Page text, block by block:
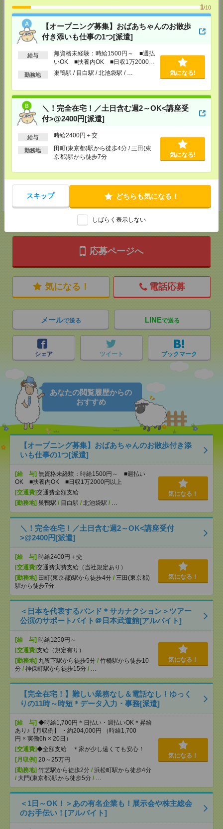
1/10
【オープニング募集】おばあちゃんのお散歩
付き添いも仕事の1つ[派遣]
給与
無資格未経験：時給1500円～ ■週払
いOK ■扶養内OK ■日収1万2000円
以上
勤務地 巣鴨駅 / 目白駅 / 北池袋駅 / … 気になる!
＼！完全在宅！／土日含む週2～OK<講座受
付>@2400円[派遣]
給与 時給2400円＋交
勤務地
田町(東京都)駅から徒歩4分 / 三田(東
京都)駅から徒歩7分
気になる!
スキップ どちらも気になる！
しばらく表示しない
MAIL：tenshoku@nikken-ts.jp
担当：採用担当
メディカルケア事業部 立川事業所
東京都立川市錦町1-12-14
TEL：0120-934-200
MAIL：tenshoku@nikken-ts.jp
メディカルケア事業部 町田オフィス
東京都町田市森野1-7-23 大樹生命町田ビル6F
TEL：0120-453-285
MAIL：tenshoku@nikken-ts.jp
担当：採用担当
メディカルケア事業部 横浜オフィス
神奈川県横浜市保土ケ谷区神戸町134 横浜ビジネスパークサウスタワー
TEL：0120-901-799
tenshoku@nikken-ts.jp
★今ならご来社登録でQUOカード2000円分をプレゼント中★
応募ページへ
気になる！ 電話応募
メールで送る LINEで送る
シェア ツイート ブックマーク
あなたの閲覧履歴からの
おすすめ
【オープニング募集】おばあちゃんのお散歩付き添
いも仕事の1つ[派遣]
[給 与] 無資格未経験：時給1500円～ ■週払い
OK ■扶養内OK ■日収1万2000円以上
[交通費]交通費全額支給
[勤務地] 巣鴨駅 / 目白駅 / 北池袋駅 / …
気になる！
＼！完全在宅！／土日含む週2～OK<講座受付
>@2400円[派遣]
[給 与] 時給2400円＋交
[交通費]交通費実費支給（当社規定あり）
[勤務地] 田町(東京都)駅から徒歩4分 / 三田(東京都)
駅から徒歩7分
気になる！
＜日本を代表するバンド＊サカナクション＞ツアー
公演のサポートバイト＠日本武道館[アルバイト]
[給 与] 時給1250円～
[交通費]支給（規定有り）
[勤務地] 九段下駅から徒歩5分 / 竹橋駅から徒歩10
分 / 神保町駅から徒歩15分 / …
気になる！
【完全在宅！】難しい業務なし＆電話なし！ゆっく
りの11時～時短＊データ入力・事務[派遣]
[給 与] ◆時給1,700円＊日払い・週払いOK＊昇給
あり♪【月収例】 ・約204,000円 （時給1,700
円 × 実働6h × 20日）
[交通費]◆全額支給 ＊家が少し遠くても安心！
[月収例] 20～25万円
[勤務地] 竹芝駅から徒歩2分 / 浜松町駅から徒歩4分
/ 大門(東京都)駅から徒歩5分 / …
気になる！
＜1日～OK！＞あの有名企業も！展示会や株主総会
のお手伝い！[アルバイト]